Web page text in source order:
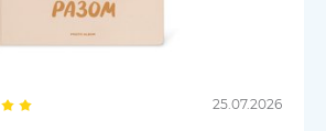
25.07.2026